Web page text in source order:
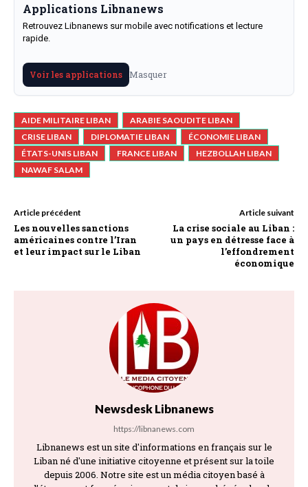
Applications Libnanews
Retrouvez Libnanews sur mobile avec notifications et lecture
rapide.
Voir les applications Masquer
AIDE MILITAIRE LIBAN
ARABIE SAOUDITE LIBAN
CRISE LIBAN
DIPLOMATIE LIBAN
ÉCONOMIE LIBAN
ÉTATS-UNIS LIBAN
FRANCE LIBAN
HEZBOLLAH LIBAN
NAWAF SALAM
Article précédent
Les nouvelles sanctions
américaines contre l’Iran
et leur impact sur le Liban
Article suivant
La crise sociale au Liban :
un pays en détresse face à
l’effondrement
économique
Newsdesk Libnanews
https://libnanews.com
Libnanews est un site d'informations en français sur le
Liban né d'une initiative citoyenne et présent sur la toile
depuis 2006. Notre site est un média citoyen basé à